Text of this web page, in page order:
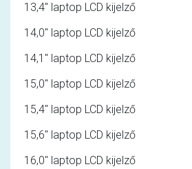
13,4" laptop LCD kijelző
14,0" laptop LCD kijelző
14,1" laptop LCD kijelző
15,0" laptop LCD kijelző
15,4" laptop LCD kijelző
15,6" laptop LCD kijelző
16,0" laptop LCD kijelző